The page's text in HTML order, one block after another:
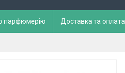
парфюмерію Доставка та оплата